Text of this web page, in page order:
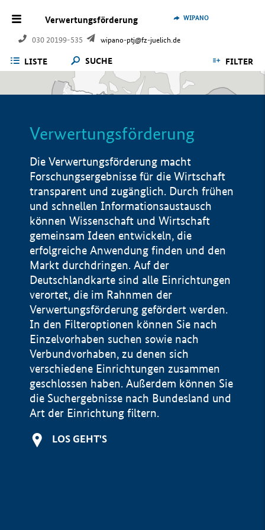
Verwertungsförderung
030 20199-535 wipano-ptj@fz-juelich.de
WIPANO
LISTE SUCHE FILTER
Verwertungsförderung
Die Verwertungsförderung macht
Forschungsergebnisse für die Wirtschaft
transparent und zugänglich. Durch frühen
und schnellen Informationsaustausch
können Wissenschaft und Wirtschaft
gemeinsam Ideen entwickeln, die
erfolgreiche Anwendung finden und den
Markt durchdringen. Auf der
Deutschlandkarte sind alle Einrichtungen
verortet, die im Rahnmen der
Verwertungsförderung gefördert werden.
In den Filteroptionen können Sie nach
Einzelvorhaben suchen sowie nach
Verbundvorhaben, zu denen sich
verschiedene Einrichtungen zusammen
geschlossen haben. Außerdem können Sie
die Suchergebnisse nach Bundesland und
Art der Einrichtung filtern.
LOS GEHT'S